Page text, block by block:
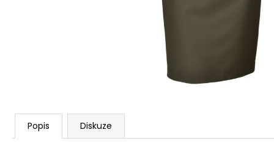
Popis Diskuze
S&B 6MM FLOBERT ME COURT
/KULIČKA/ 1,05 G - 100KS